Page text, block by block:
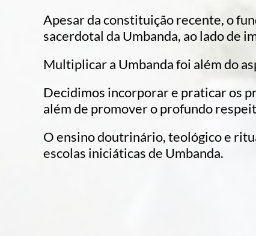
Apesar da constituição recente, o
sacerdotal da Umbanda, ao lado de
Multiplicar a Umbanda foi além do
Decidimos incorporar e praticar os
além de promover o profundo
O ensino doutrinário, teológico e
escolas iniciáticas de Umbanda.